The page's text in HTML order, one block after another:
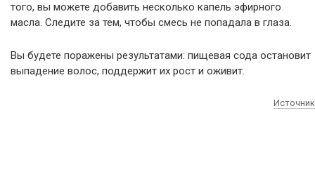
того, вы можете добавить несколько капель эфирного
масла. Следите за тем, чтобы смесь не попадала в глаза.
Вы будете поражены результатами: пищевая сода остановит
выпадение волос, поддержит их рост и оживит.
Источник